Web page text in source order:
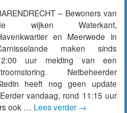
– Bewoners van
wijken Waterkant,
en Meerwede in
maken sinds
uur melding van een
Netbeheerder
heeft nog geen update
vandaag, rond 11:15 uur
ook … Lees verder →